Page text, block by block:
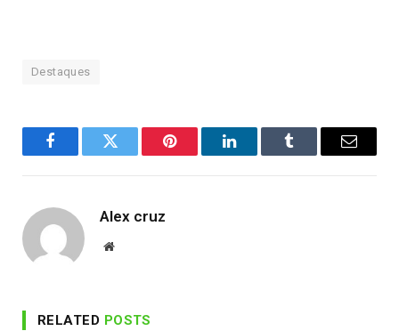
Destaques
FacebookTwitter Pinterest LinkedInTumblr Email
Alex cruz
Website
RELATED POSTS